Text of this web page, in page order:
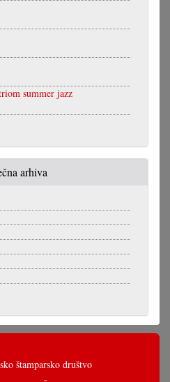
summer jazz
arhiva
štamparsko društvo